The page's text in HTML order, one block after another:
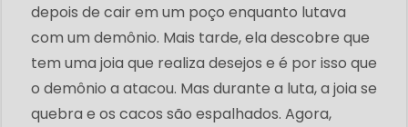
depois de cair em um poço enquanto lutava
com um demônio. Mais tarde, ela descobre que
tem uma joia que realiza desejos e é por isso que
o demônio a atacou. Mas durante a luta, a joia se
quebra e os cacos são espalhados. Agora,